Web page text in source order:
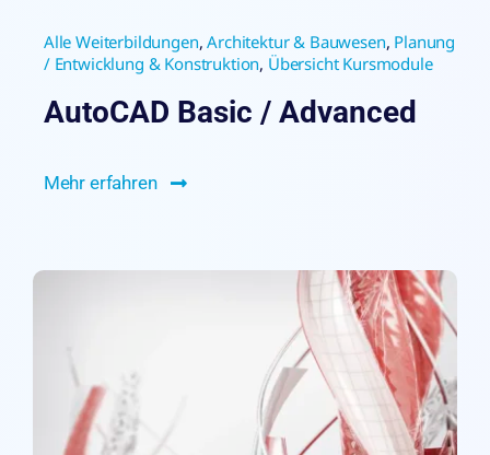
Alle Weiterbildungen,Architektur & Bauwesen, Planung
/ Entwicklung & Konstruktion, Übersicht Kursmodule
AutoCAD Basic / Advanced
Mehr erfahren